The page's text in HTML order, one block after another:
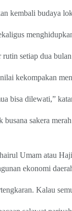
kembali budaya
setiap dua
kekompakan
bisa dilewati,”
sakera
Umam atau
ekonomi
Kalau